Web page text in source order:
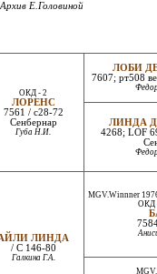
Е.Головиной
ОКД - 2
ЛОРЕНС
7561 / с28-72
Сенбернар
Губа Н.И.
ЛОБИ
7607; рт508
ЛИНДА
4268; LOF
ЛИНДА
/ С 146-80
Галкина Г.А.
MGV.Winnner
ОКД